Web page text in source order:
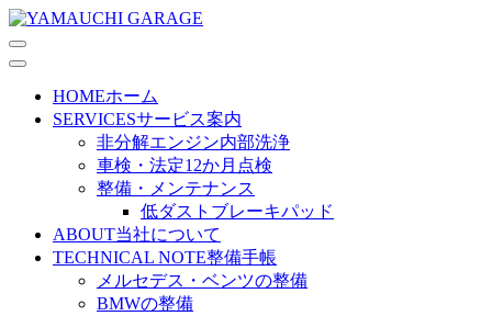
HOMEホーム
SERVICESサービス案内
非分解エンジン内部洗浄
車検・法定12か月点検
整備・メンテナンス
低ダストブレーキパッド
ABOUT当社について
TECHNICAL NOTE整備手帳
メルセデス・ベンツの整備
BMWの整備